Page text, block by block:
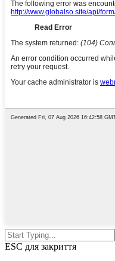
ESC для закриття